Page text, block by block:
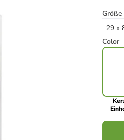
Größe
29 x
Color
mit